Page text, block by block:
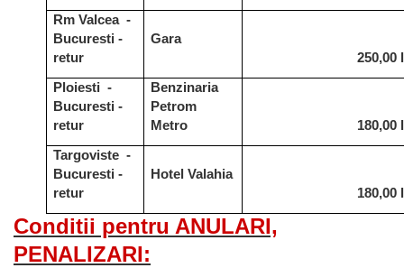
Rm Valcea -
Bucuresti -
retur
Gara
250,00
Ploiesti -
Bucuresti -
retur
Benzinaria
Petrom
Metro
180,00
Targoviste -
Bucuresti -
retur
Hotel Valahia
180,00
Conditii pentru ANULARI,
PENALIZARI: